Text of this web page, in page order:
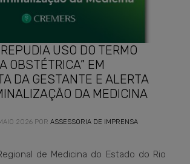
USO DO TERMO
OBSTÉTRICA” EM
DA GESTANTE E ALERTA
DA MEDICINA
2026 POR ASSESSORIA DE IMPRENSA
de Medicina do Estado do Rio